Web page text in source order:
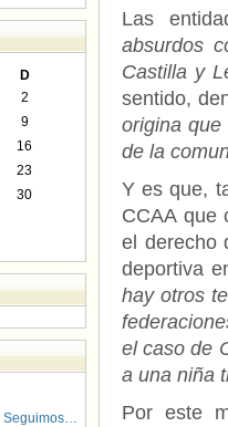
Las
absurdos
Castilla y
sentido,
origina que
de la
Y es que,
CCAA que
el derecho
deportiva
hay otros
el caso de
a una niña
Por este
D
2
9
16
23
30
Seguimos…